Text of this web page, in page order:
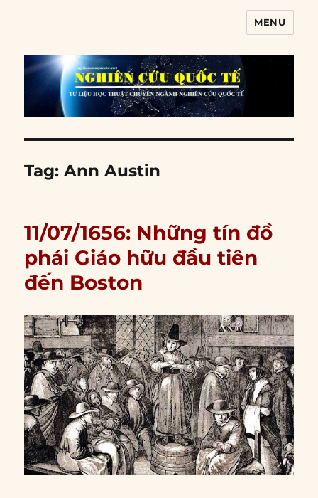
MENU
Tag:Ann Austin
11/07/1656: Những tín đồ
phái Giáo hữu đầu tiên
đến Boston